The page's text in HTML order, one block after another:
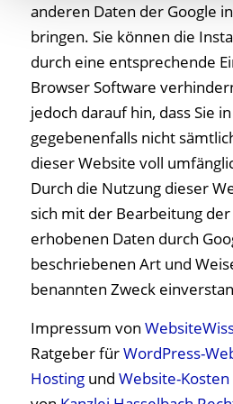
anderen Daten der Google
bringen. Sie können die
durch eine entsprechende
Browser Software
jedoch darauf hin, dass Sie
gegebenenfalls nicht
dieser Website voll
Durch die Nutzung dieser
sich mit der Bearbeitung der
erhobenen Daten durch
beschriebenen Art und
benannten Zweck
Impressum von
Ratgeber fürWordPress-
Hostingund Website-Kosten